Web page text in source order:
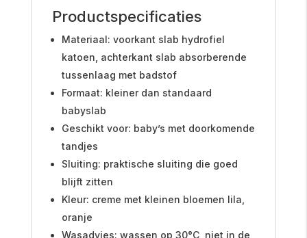
Productspecificaties
Materiaal: voorkant slab hydrofiel
katoen, achterkant slab absorberende
tussenlaag met badstof
Formaat: kleiner dan standaard
babyslab
Geschikt voor: baby’s met doorkomende
tandjes
Sluiting: praktische sluiting die goed
blijft zitten
Kleur: creme met kleinen bloemen lila,
oranje
Wasadvies: wassen op 30°C, niet in de